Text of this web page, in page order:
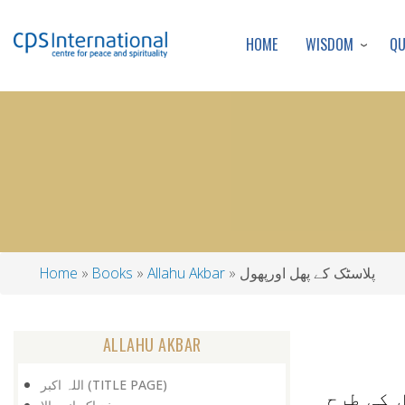
HOME WISDOM
Home Books Allahu Akbar پلاسٹک کے پھل اورپھول
ALLAHU AKBAR
اللہ اکبر (TITLE PAGE)
کی طرح